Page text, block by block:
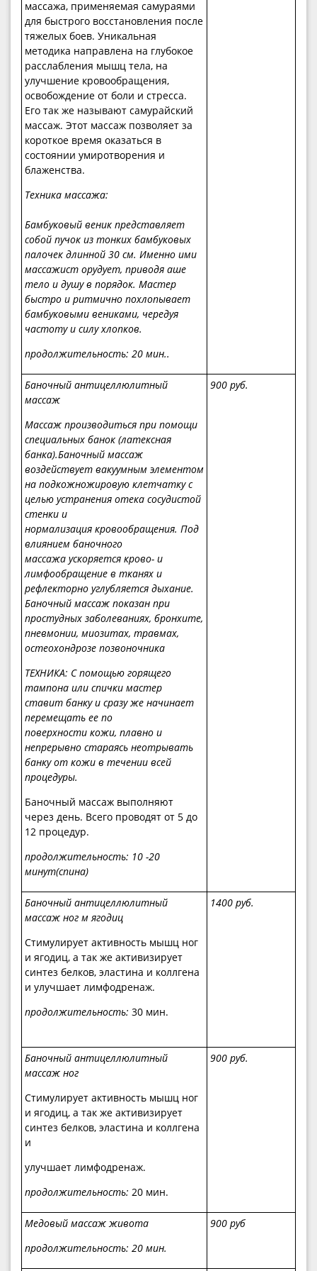
массажа, применяемая самураями
для быстрого восстановления после
тяжелых боев. Уникальная
методика направлена на глубокое
расслабления мышц тела, на
улучшение кровообращения,
освобождение от боли и стресса.
Его так же называют самурайский
массаж. Этот массаж позволяет за
короткое время оказаться в
состоянии умиротворения и
блаженства.
Техника массажа:
Бамбуковый веник представляет
собой пучок из тонких бамбуковых
палочек длинной 30 см. Именно ими
массажист орудует, приводя аше
тело и душу в порядок. Мастер
быстро и ритмично похлопывает
бамбуковыми вениками, чередуя
частоту и силу хлопков.
продолжительность: 20 мин..
Баночный антицеллюлитный
массаж
Массаж производиться при помощи
специальных банок (латексная
банка).Баночный массаж
воздействует вакуумным элементом
на подкожножировую клетчатку с
целью устранения отека сосудистой
стенки и
нормализация кровообращения. Под
влиянием баночного
массажа ускоряется крово- и
лимфообращение в тканях и
рефлекторно углубляется дыхание.
Баночный массаж показан при
простудных заболеваниях, бронхите,
пневмонии, миозитах, травмах,
остеохондрозе позвоночника
ТЕХНИКА: С помощью горящего
тампона или спички мастер
ставит банку и сразу же начинает
перемещать ее по
поверхности кожи, плавно и
непрерывно стараясь неотрывать
банку от кожи в течении всей
процедуры.
Баночный массаж выполняют
через день. Всего проводят от 5 до
12 процедур.
продолжительность: 10 -20
минут(спина)
900 руб.
Баночный антицеллюлитный
массаж ног м ягодиц
Стимулирует активность мышц ног
и ягодиц, а так же активизирует
синтез белков, эластина и коллгена
и улучшает лимфодренаж.
продолжительность: 30 мин.
1400 руб.
Баночный антицеллюлитный
массаж ног
Стимулирует активность мышц ног
и ягодиц, а так же активизирует
синтез белков, эластина и коллгена
и
улучшает лимфодренаж.
продолжительность: 20 мин.
900 руб.
Медовый массаж живота
продолжительность: 20 мин.
900 руб